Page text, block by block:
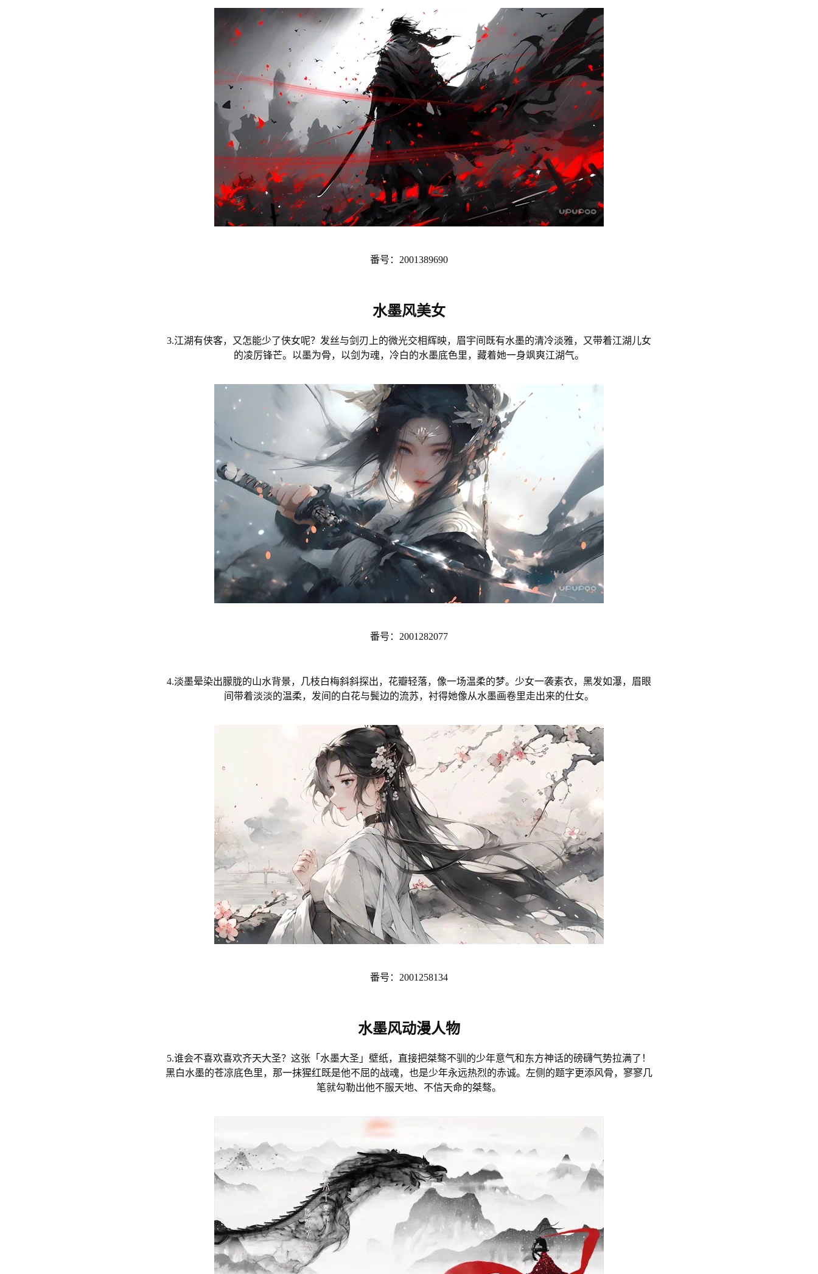
番号：2001389690
水墨风美女
3.江湖有侠客，又怎能少了侠女呢？发丝与剑刃上的微光交相辉映，眉宇间既有水墨的清冷淡雅，又带着江湖儿女
的凌厉锋芒。以墨为骨，以剑为魂，冷白的水墨底色里，藏着她一身飒爽江湖气。
番号：2001282077
4.淡墨晕染出朦胧的山水背景，几枝白梅斜斜探出，花瓣轻落，像一场温柔的梦。少女一袭素衣，黑发如瀑，眉眼
间带着淡淡的温柔，发间的白花与鬓边的流苏，衬得她像从水墨画卷里走出来的仕女。
番号：2001258134
水墨风动漫人物
5.谁会不喜欢喜欢齐天大圣？这张「水墨大圣」壁纸，直接把桀骜不驯的少年意气和东方神话的磅礴气势拉满了！
黑白水墨的苍凉底色里，那一抹猩红既是他不屈的战魂，也是少年永远热烈的赤诚。左侧的题字更添风骨，寥寥几
笔就勾勒出他不服天地、不信天命的桀骜。